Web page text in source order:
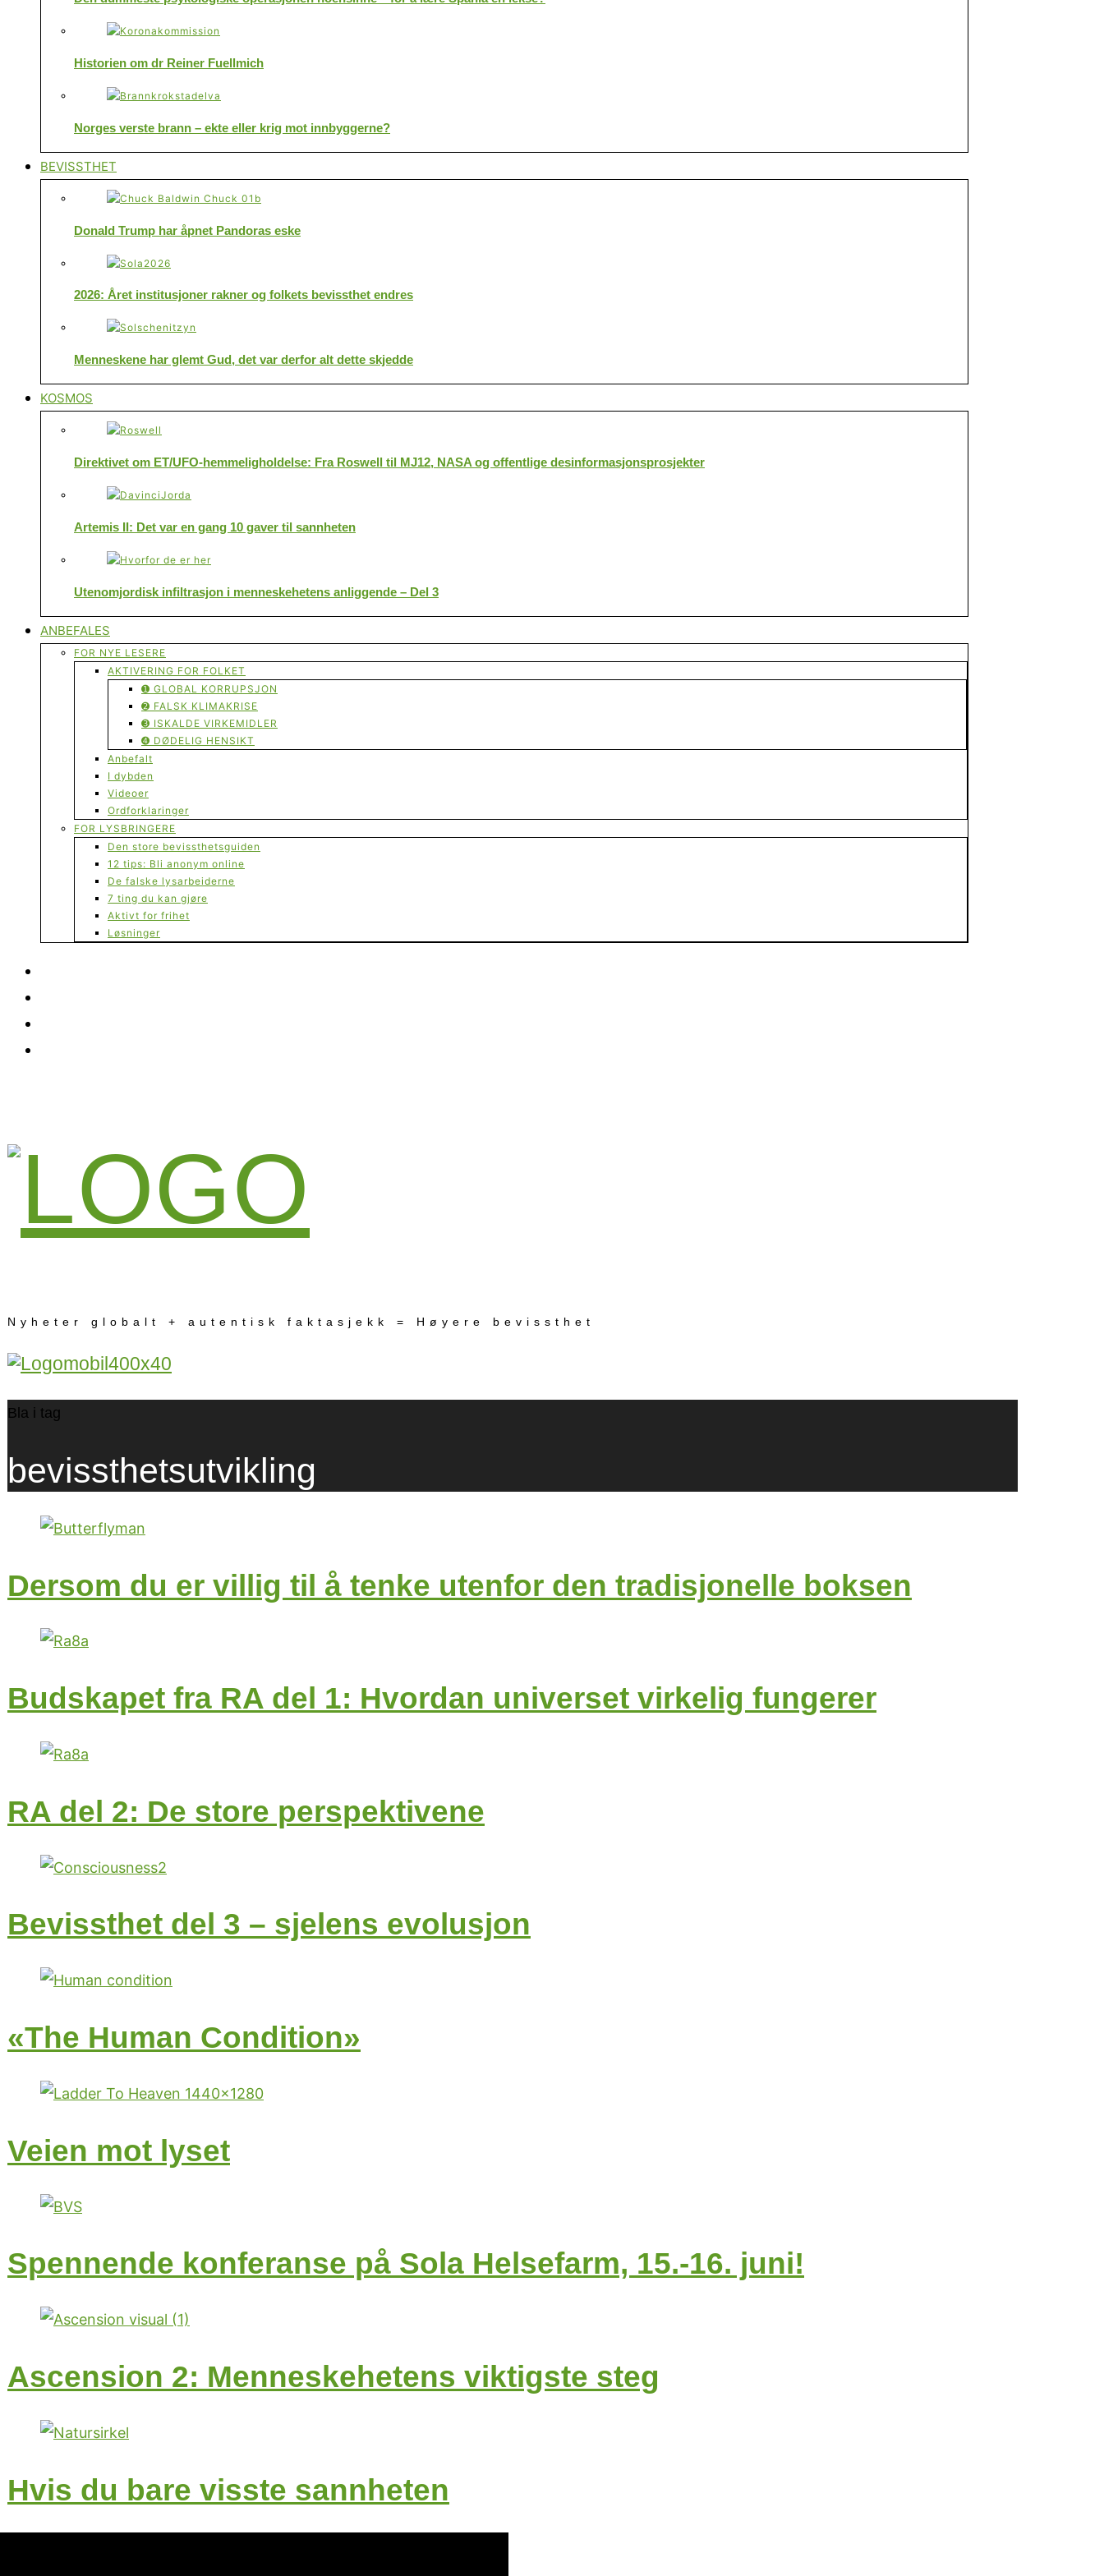
Historien om dr Reiner Fuellmich
Norges verste brann – ekte eller krig mot innbyggerne?
BEVISSTHET
Donald Trump har åpnet Pandoras eske
2026: Året institusjoner rakner og folkets bevissthet endres
Menneskene har glemt Gud, det var derfor alt dette skjedde
KOSMOS
Direktivet om ET/UFO-hemmeligholdelse: Fra Roswell til MJ12, NASA og offentlige desinformasjonsprosjekter
Artemis II: Det var en gang 10 gaver til sannheten
Utenomjordisk infiltrasjon i menneskehetens anliggende – Del 3
ANBEFALES
FOR NYE LESERE
AKTIVERING FOR FOLKET
➊ GLOBAL KORRUPSJON
➋ FALSK KLIMAKRISE
➌ ISKALDE VIRKEMIDLER
➍ DØDELIG HENSIKT
Anbefalt
I dybden
Videoer
Ordforklaringer
FOR LYSBRINGERE
Den store bevissthetsguiden
12 tips: Bli anonym online
De falske lysarbeiderne
7 ting du kan gjøre
Aktivt for frihet
Løsninger
Nyheter globalt + autentisk faktasjekk = Høyere bevissthet
Bla i tag
bevissthetsutvikling
Dersom du er villig til å tenke utenfor den tradisjonelle boksen
Budskapet fra RA del 1: Hvordan universet virkelig fungerer
RA del 2: De store perspektivene
Bevissthet del 3 – sjelens evolusjon
«The Human Condition»
Veien mot lyset
Spennende konferanse på Sola Helsefarm, 15.-16. juni!
Ascension 2: Menneskehetens viktigste steg
Hvis du bare visste sannheten